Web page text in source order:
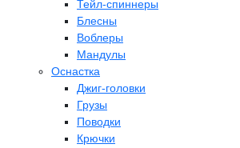
Тейл-спиннеры
Блесны
Воблеры
Мандулы
Оснастка
Джиг-головки
Грузы
Поводки
Крючки